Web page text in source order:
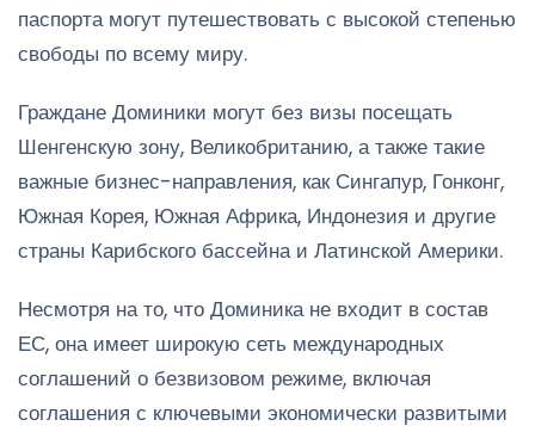
паспорта могут путешествовать с высокой степенью
свободы по всему миру.
Граждане Доминики могут без визы посещать
Шенгенскую зону, Великобританию, а также такие
важные бизнес-направления, как Сингапур, Гонконг,
Южная Корея, Южная Африка, Индонезия и другие
страны Карибского бассейна и Латинской Америки.
Несмотря на то, что Доминика не входит в состав
ЕС, она имеет широкую сеть международных
соглашений о безвизовом режиме, включая
соглашения с ключевыми экономически развитыми